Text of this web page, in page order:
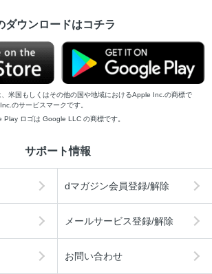
ダウンロードはコチラ
米国もしくはその他の国や地域におけるApple Inc.の商標で
のサービスマークです。
ロゴは Google LLC の商標です。
サポート情報
dマガジン会員登録/解除
メールサービス登録/解除
お問い合わせ